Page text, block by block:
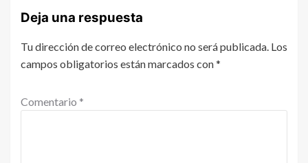
Deja una respuesta
Tu dirección de correo electrónico no será publicada. Los
campos obligatorios están marcados con*
Comentario *